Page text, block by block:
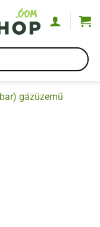
gázüzemű